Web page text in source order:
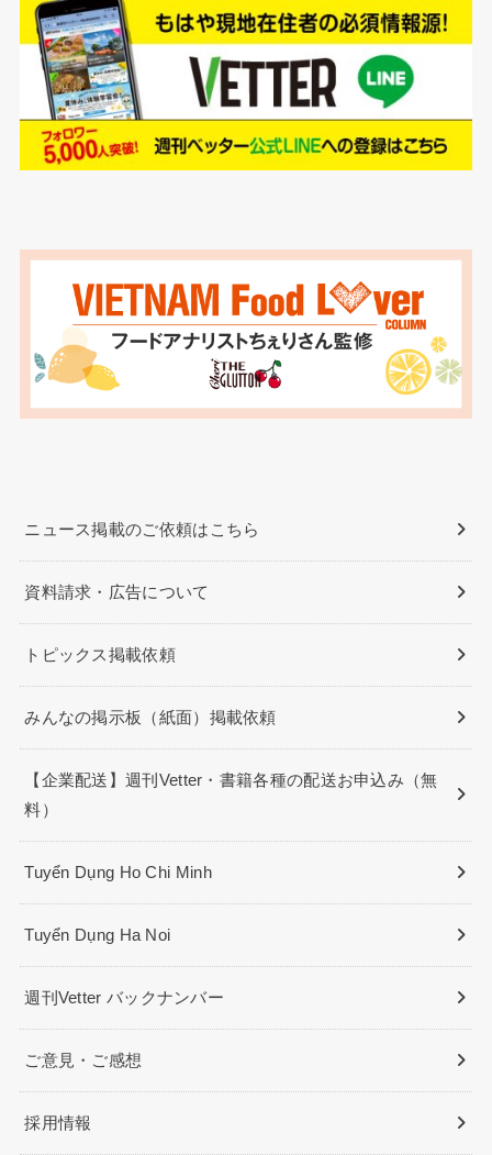
ニュース掲載のご依頼はこちら
資料請求・広告について
トピックス掲載依頼
みんなの掲示板（紙面）掲載依頼
【企業配送】週刊Vetter・書籍各種の配送お申込み（無
料）
Tuyển Dụng Ho Chi Minh
Tuyển Dụng Ha Noi
週刊Vetter バックナンバー
ご意見・ご感想
採用情報